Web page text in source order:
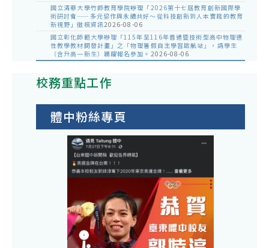
國立清華大學竹師教育學院辦理「2026第十七屆教育創新國際學
術研討會——多元協作與永續共好～從科技創新到人本實踐的教育
新視野」徵稿資訊2026-08-06
國立彰化師範大學辦理「115年至116年普通暨技術型高中物理適
性教學教材開發計畫」之「物理暑假自主學習啟航站」，請學生
（含升高一新生）踴躍報名參加。 2026-08-06
校務重點工作
體中粉絲專頁